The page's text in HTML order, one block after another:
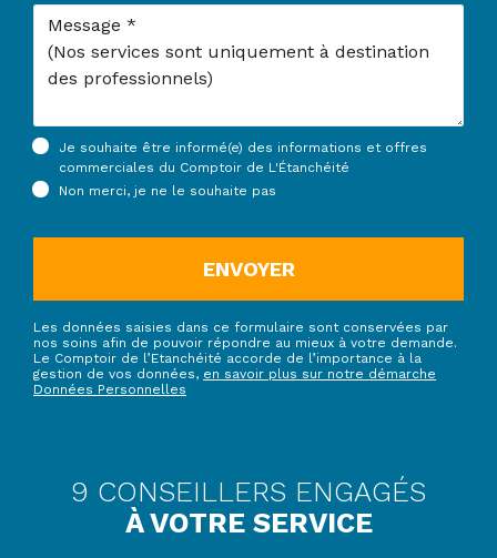
Message
Je souhaite être informé(e) des informations et offres
commerciales du Comptoir de L'Étanchéité
Non merci, je ne le souhaite pas
ENVOYER
Les données saisies dans ce formulaire sont conservées par
nos soins afin de pouvoir répondre au mieux à votre demande.
Le Comptoir de l’Etanchéité accorde de l’importance à la
gestion de vos données, en savoir plus sur notre démarche
Données Personnelles
9 CONSEILLERS ENGAGÉS
À VOTRE SERVICE